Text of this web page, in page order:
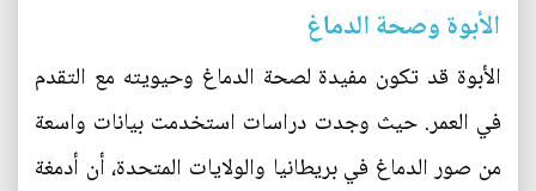
الأبوة وصحة الدماغ
الأبوة قد تكون مفيدة لصحة الدماغ وحيويته مع التقدم
في العمر. حيث وجدت دراسات استخدمت بيانات واسعة
من صور الدماغ في بريطانيا والولايات المتحدة، أن أدمغة